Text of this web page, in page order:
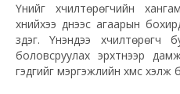
Үүнийг хүчилтөрөгчийн
хүнийхээ үүднээс агаарын
үздэг. Үнэндээ
боловсруулах эрхтнээр
гэдгийг мэргэжлийн хүмүүс хэлж